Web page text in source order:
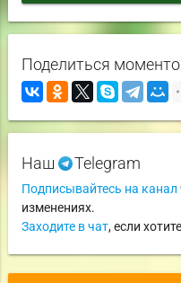
Поделиться
Наш Telegram
Подписывайтесь на канал
изменениях.
Заходите в чат, если